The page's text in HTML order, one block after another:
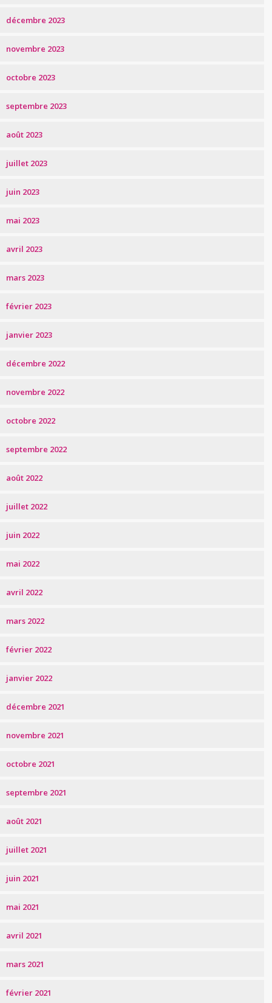
décembre 2023
novembre 2023
octobre 2023
septembre 2023
août 2023
juillet 2023
juin 2023
mai 2023
avril 2023
mars 2023
février 2023
janvier 2023
décembre 2022
novembre 2022
octobre 2022
septembre 2022
août 2022
juillet 2022
juin 2022
mai 2022
avril 2022
mars 2022
février 2022
janvier 2022
décembre 2021
novembre 2021
octobre 2021
septembre 2021
août 2021
juillet 2021
juin 2021
mai 2021
avril 2021
mars 2021
février 2021